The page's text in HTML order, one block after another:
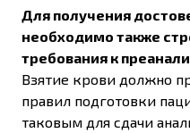
Для получения
необходимо также
требования к
Взятие крови должно
правил подготовки
таковым для сдачи